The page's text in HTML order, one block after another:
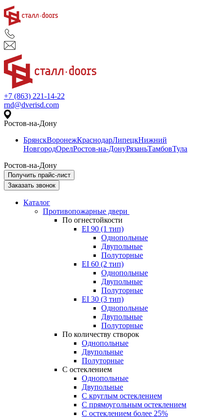
+7 (863) 221-14-22
rnd@dverisd.com
Ростов-на-Дону
БрянскВоронежКраснодарЛипецкНижний
НовгородОрелРостов-на-ДонуРязаньТамбовТула
Ростов-на-Дону
Получить прайс-лист
Заказать звонок
Каталог
Противопожарные двери
По огнестойкости
EI 90 (1 тип)
Однопольные
Двупольные
Полуторные
EI 60 (2 тип)
Однопольные
Двупольные
Полуторные
EI 30 (3 тип)
Однопольные
Двупольные
Полуторные
По количеству створок
Однопольные
Двупольные
Полуторные
С остеклением
Однопольные
Двупольные
С круглым остеклением
С прямоугольным остеклением
С остеклением более 25%